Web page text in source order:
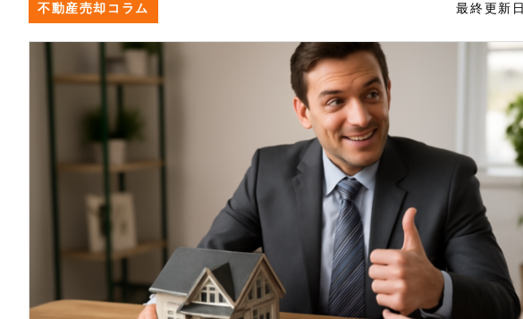
不動産売却コラム 最終更新日